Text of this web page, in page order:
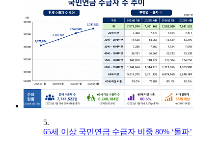
5.
65세 이상 국민연금 수급자 비중 80% ‘돌파’